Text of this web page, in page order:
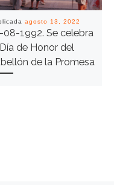
agosto 13, 2022
08-1992. Se celebra
de Honor del
de la Promesa